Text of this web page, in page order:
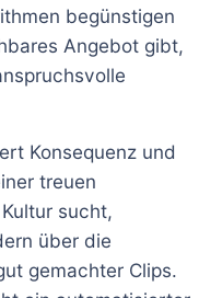
begünstigen
Angebot gibt,
Konsequenz und
treuen
sucht,
über die
gemachter Clips.